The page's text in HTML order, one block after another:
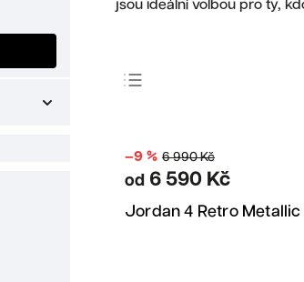
jsou ideální volbou pro ty,
Nejdražší
Bestseller
Sleva
Jordan 4 Retro Metallic
–9 % 6 990 Kč
od 6 590 Kč